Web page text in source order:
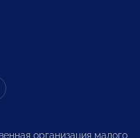
организация малого